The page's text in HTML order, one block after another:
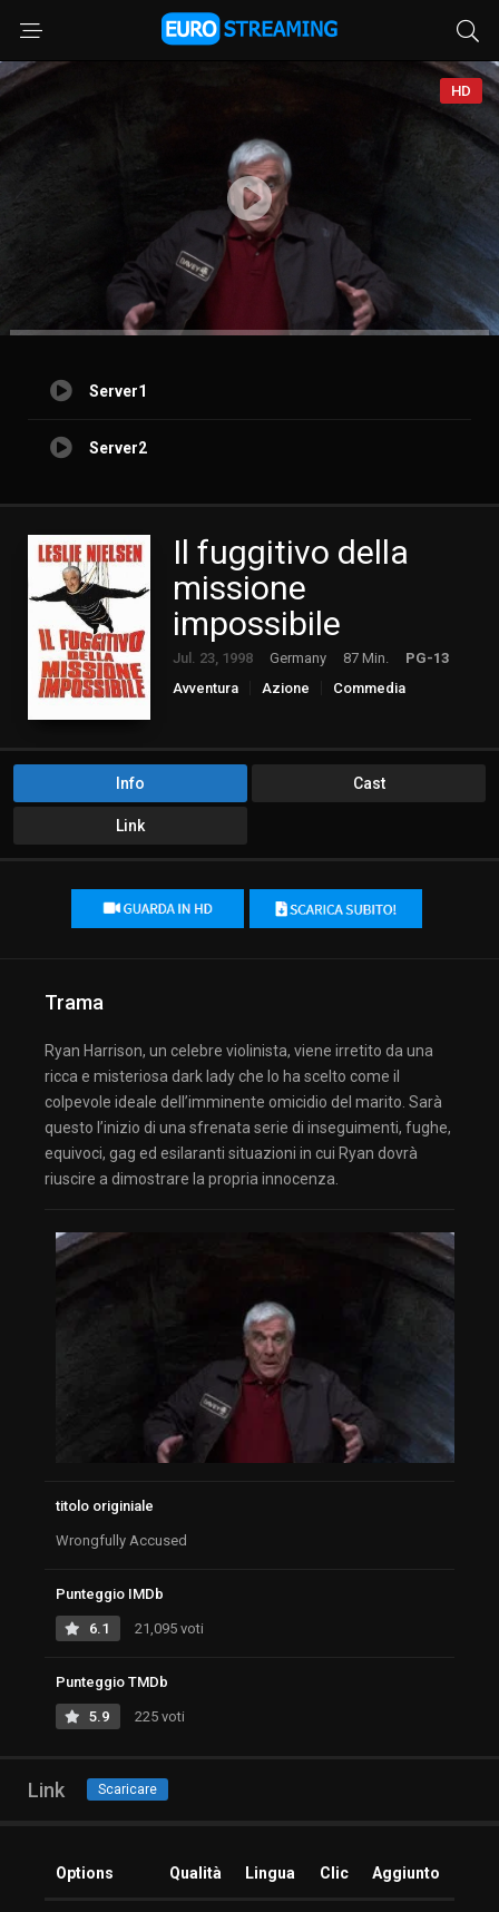
HD
Server1
Server2
Il fuggitivo della
missione
impossibile
Jul. 23, 1998 Germany 87 Min.
PG-13
Avventura
Azione Commedia
Info Cast
Link
Trama
Ryan Harrison, un celebre violinista, viene irretito da una
ricca e misteriosa dark lady che lo ha scelto come il
colpevole ideale dell’imminente omicidio del marito. Sarà
questo l’inizio di una sfrenata serie di inseguimenti, fughe,
equivoci, gag ed esilaranti situazioni in cui Ryan dovrà
riuscire a dimostrare la propria innocenza.
titolo originiale
Wrongfully Accused
Punteggio IMDb
6.1 21,095 voti
Punteggio TMDb
5.9 225 voti
Link Scaricare
Options Qualità Lingua Clic Aggiunto